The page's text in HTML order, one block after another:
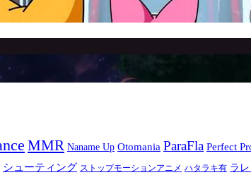
MMR Naname Up Otomania ParaFla Perfect
シューティング ストップモーションアニメ ハタラキ有 ラレ